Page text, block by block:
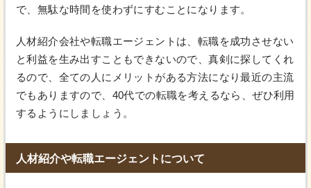
で、無駄な時間を使わずにすむことになります。
人材紹介会社や転職エージェントは、転職を成功させない
と利益を生み出すこともできないので、真剣に探してくれ
るので、全ての人にメリットがある方法になり最近の主流
でもありますので、40代での転職を考えるなら、ぜひ利用
するようにしましょう。
人材紹介や転職エージェントについて